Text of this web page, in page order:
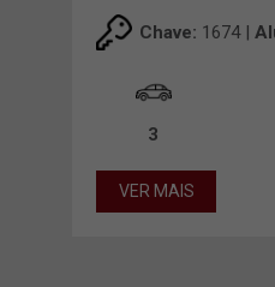
Chave: 1674 |
3
VER MAIS